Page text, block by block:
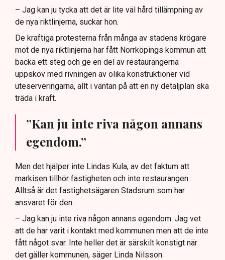
– Jag kan ju tycka att det är lite väl hård tillämpning av
de nya riktlinjerna, suckar hon.
De kraftiga protesterna från många av stadens krögare
mot de nya riktlinjerna har fått Norrköpings kommun att
backa ett steg och ge en del av restaurangerna
uppskov med rivningen av olika konstruktioner vid
uteserveringarna, allt i väntan på att en ny detaljplan ska
träda i kraft.
”Kan ju inte riva någon annans
egendom.”
Men det hjälper inte Lindas Kula, av det faktum att
markisen tillhör fastigheten och inte restaurangen.
Alltså är det fastighetsägaren Stadsrum som har
ansvaret för den.
– Jag kan ju inte riva någon annans egendom. Jag vet
att de har varit i kontakt med kommunen men att de inte
fått något svar. Inte heller det är särskilt konstigt när
det gäller kommunen, säger Linda Nilsson.